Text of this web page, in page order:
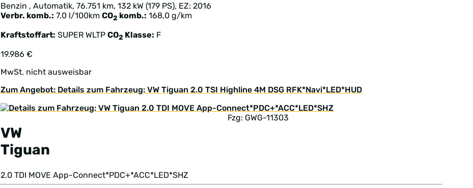
Benzin , Automatik, 76.751 km, 132 kW (179 PS), EZ: 2016
Verbr. komb.: 7,0 l/100km CO2 komb.: 168,0 g/km
Kraftstoffart: SUPER WLTPCO2 Klasse: F
19.986 €
MwSt. nicht ausweisbar
Zum Angebot: Details zum Fahrzeug: VW Tiguan 2.0 TSI Highline 4M DSG RFK*Navi*LED*HUD
VW
Tiguan
Fzg: GWG-11303
2.0 TDI MOVE App-Connect*PDC+*ACC*LED*SHZ